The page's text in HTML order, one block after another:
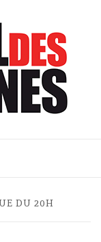
DU 20H